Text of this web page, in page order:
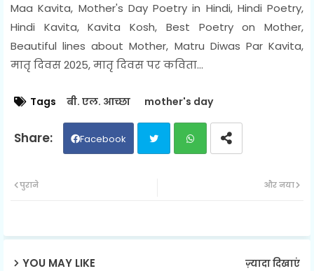
Maa Kavita, Mother's Day Poetry in Hindi, Hindi Poetry,
Hindi Kavita, Kavita Kosh, Best Poetry on Mother,
Beautiful lines about Mother, Matru Diwas Par Kavita,
मातृ दिवस 2025, मातृ दिवस पर कविता...
Tags बी. एल. आच्छा mother's day
Facebook
ap
और नया
पुराने
YOU MAY LIKE ज़्यादा दिखाएं